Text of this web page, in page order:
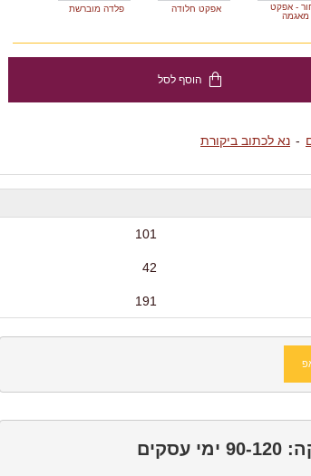
- נא לכתוב ביקורת
- אפקט
מאגמה
אפקט חלודה פלדה מוברשת
הוסף לסל
101
42
191